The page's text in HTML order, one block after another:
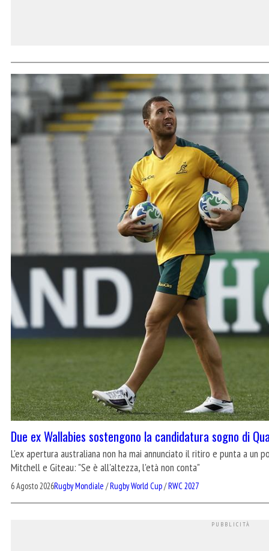
Due ex Wallabies sostengono la candidatura sogno di
L'ex apertura australiana non ha mai annunciato il ritiro e punta a un
Mitchell e Giteau: "Se è all'altezza, l'età non conta"
6 Agosto 2026Rugby Mondiale /Rugby World Cup/RWC 2027